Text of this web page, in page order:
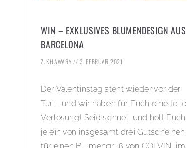
WIN – EXKLUSIVES BLUMENDESIGN AUS
BARCELONA
Z. KHAWARY 3. FEBRUAR 2021
Der Valentinstag steht wieder vor der
Tür – und wir haben für Euch eine tolle
Verlosung! Seid schnell und holt Euch
je ein von insgesamt drei Gutscheinen